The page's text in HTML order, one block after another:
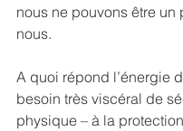
nous ne pouvons être un
nous.
A quoi répond l’énergie
besoin très viscéral de
physique – à la